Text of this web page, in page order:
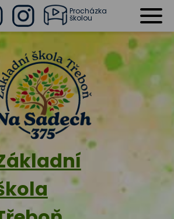
Instagram
Procházka
školou